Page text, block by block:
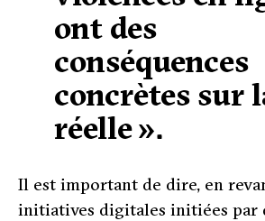
ont des
conséquences
concrètes sur
réelle ».
Il est important de dire, en
initiatives digitales initiées par